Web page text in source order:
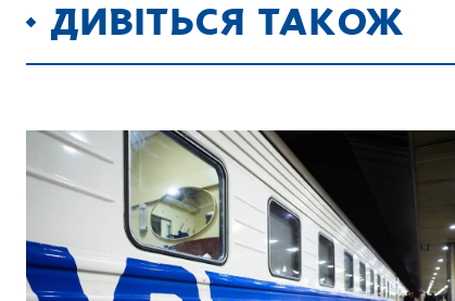
ДИВІТЬСЯ ТАКОЖ